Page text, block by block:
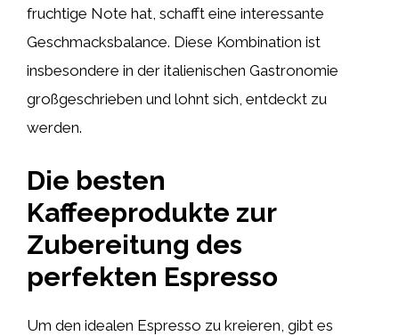
fruchtige Note hat, schafft eine interessante
Geschmacksbalance. Diese Kombination ist
insbesondere in der italienischen Gastronomie
großgeschrieben und lohnt sich, entdeckt zu
werden.
Die besten
Kaffeeprodukte zur
Zubereitung des
perfekten Espresso
Um den idealen Espresso zu kreieren, gibt es